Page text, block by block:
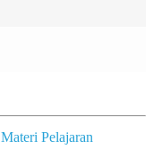
Materi Pelajaran